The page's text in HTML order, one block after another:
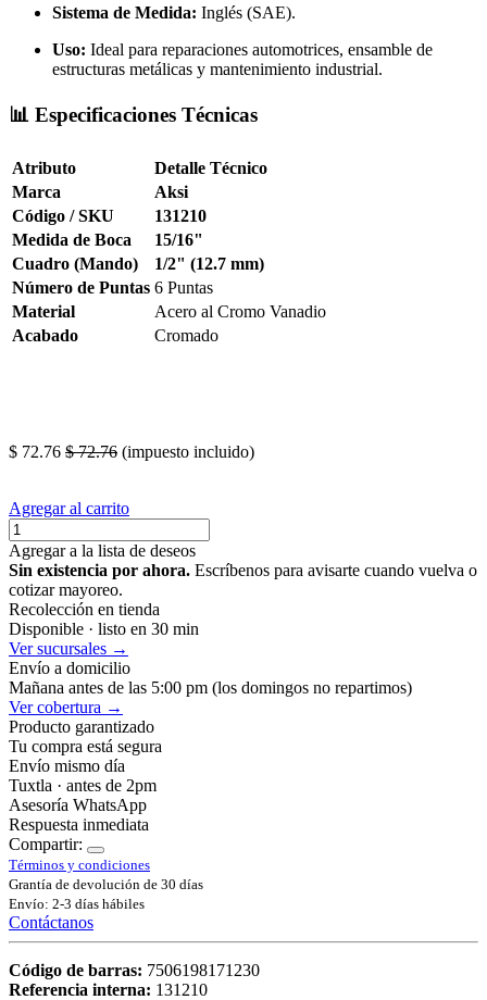
Sistema de Medida: Inglés (SAE).
Uso: Ideal para reparaciones automotrices, ensamble de
estructuras metálicas y mantenimiento industrial.
📊 Especificaciones Técnicas
Atributo
Detalle Técnico
Marca
Aksi
Código / SKU
131210
Medida de Boca
15/16"
Cuadro (Mando)
1/2" (12.7 mm)
Número de Puntas 6 Puntas
Material
Acero al Cromo Vanadio
Acabado
Cromado
$ 72.76 $72.76 (impuesto incluido)
Agregar al carrito
Agregar a la lista de deseos
Sin existencia por ahora. Escríbenos para avisarte cuando vuelva o
cotizar mayoreo.
Recolección en tienda
Disponible · listo en 30 min
Ver sucursales →
Envío a domicilio
Mañana antes de las 5:00 pm (los domingos no repartimos)
Ver cobertura →
Producto garantizado
Tu compra está segura
Envío mismo día
Tuxtla · antes de 2pm
Asesoría WhatsApp
Respuesta inmediata
Compartir:
Términos y condiciones
Grantía de devolución de 30 días
Envío: 2-3 días hábiles
Contáctanos
Código de barras: 7506198171230
Referencia interna: 131210